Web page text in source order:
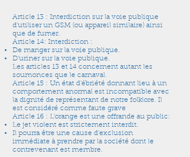
Article 13 : Interdiction sur la voie publique
d’utiliser un GSM (ou appareil similaire) ainsi
que de fumer.
Article 14: Interdiction :
De manger sur la voie publique.
D’uriner sur la voie publique.
Les articles 13 et 14 concernent autant les
soumonces que le carnaval.
Article 15 : Un état d’ébriété donnant lieu à un
comportement anormal est incompatible avec
la dignité de représentant de notre folklore. Il
est considéré comme faute grave
Article 16 : L’orange est une offrande au public:
Le jet violent est strictement interdit.
Il pourra être une cause d’exclusion
immédiate à prendre par la société dont le
contrevenant est membre.